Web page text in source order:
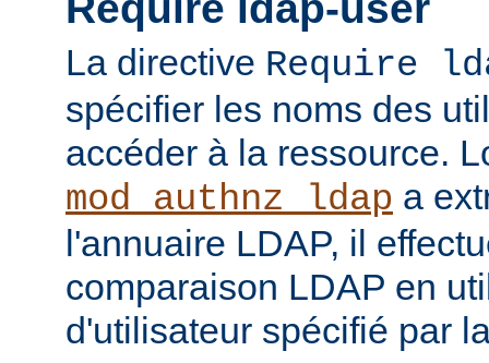
La directive Require
spécifier les noms des
accéder à la ressource.
mod_authnz_ldap a
l'annuaire LDAP, il
comparaison LDAP en
d'utilisateur spécifié par